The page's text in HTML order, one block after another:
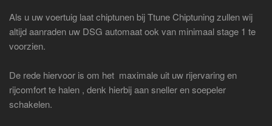
Als u uw voertuig laat chiptunen bij Ttune Chiptuning zullen wij
altijd aanraden uw DSG automaat ook van minimaal stage 1 te
voorzien.
De rede hiervoor is om het maximale uit uw rijervaring en
rijcomfort te halen , denk hierbij aan sneller en soepeler
schakelen.